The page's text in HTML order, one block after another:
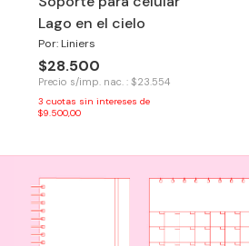
Lago en el cielo
Por: Liniers
$28.500
Precio s/imp. nac. : $23.554
3 cuotas sin intereses de
$9.500,00